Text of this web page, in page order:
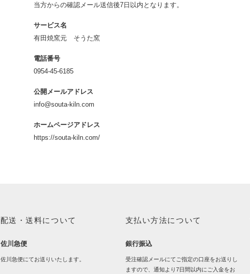
当方からの確認メール送信後7日以内となります。
サービス名
有田焼窯元 そうた窯
電話番号
0954-45-6185
公開メールアドレス
info@souta-kiln.com
ホームページアドレス
https://souta-kiln.com/
配送・送料について
佐川急便
佐川急便にてお送りいたします。
支払い方法について
銀行振込
受注確認メールにてご指定の口座をお送りし
ますので、通知より7日間以内にご入金をお